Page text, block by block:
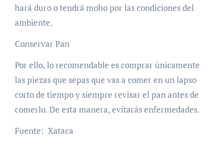
hará duro o tendrá moho por las condiciones del
ambiente.
Conservar Pan
Por ello, lo recomendable es comprar únicamente
las piezas que sepas que vas a comer en un lapso
corto de tiempo y siempre revisar el pan antes de
comerlo. De esta manera, evitarás enfermedades.
Fuente: Xataca